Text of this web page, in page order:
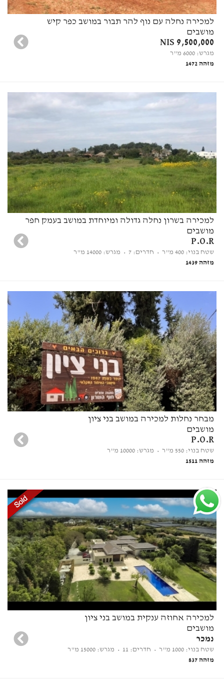
למכירה נחלה עם נוף להר תבור במושב כפר קיש
מושבים
9,500,000 NIS
מגרש: 6000 מ"ר
מזהה 1472
למכירה בשרון נחלה גדולה ומיוחדת במושב בעמק חפר
מושבים
P.O.R
שטח בנוי: 400 מ"ר • חדרים: 7
• מגרש: 14000 מ"ר
מזהה 1439
מבחר נחלות למכירה במושב בני ציון
מושבים
P.O.R
שטח בנוי: 550 מ"ר
• מגרש: 10000 מ"ר
מזהה 1511
למכירה אחוזה ענקית במושב בני ציון
מושבים
נמכר
שטח בנוי: 1000 מ"ר • חדרים: 11
• מגרש: 15000 מ"ר
מזהה 837